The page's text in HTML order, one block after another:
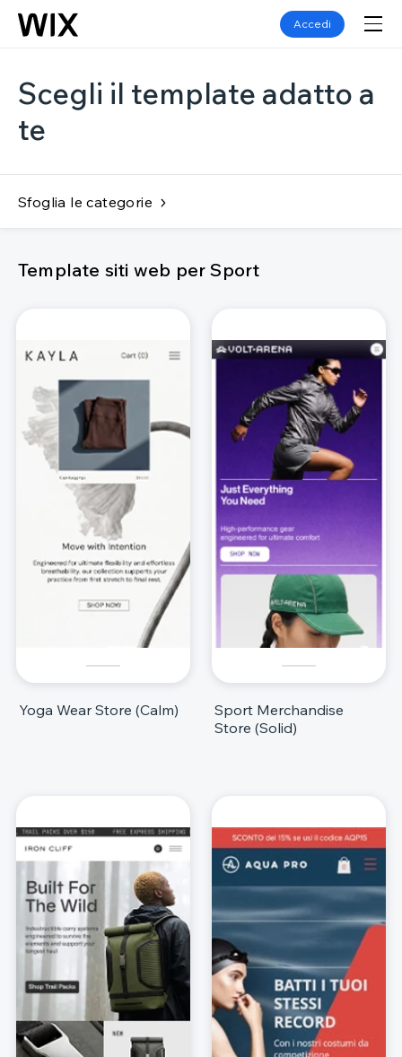
Accedi
Scegli il template adatto a
te
Sfoglia le categorie
Template siti web per Sport
Yoga Wear Store (Calm)
Sport Merchandise
Store (Solid)